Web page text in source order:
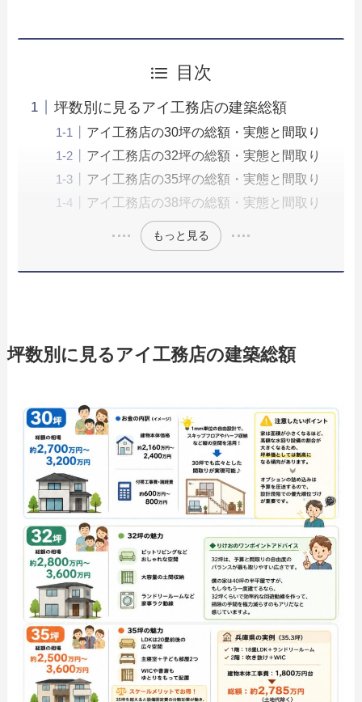
目次
坪数別に見るアイ工務店の建築総額
アイ工務店の30坪の総額・実態と間取り
アイ工務店の32坪の総額・実態と間取り
アイ工務店の35坪の総額・実態と間取り
アイ工務店の38坪の総額・実態と間取り
もっと見る
坪数別に見るアイ工務店の建築総額